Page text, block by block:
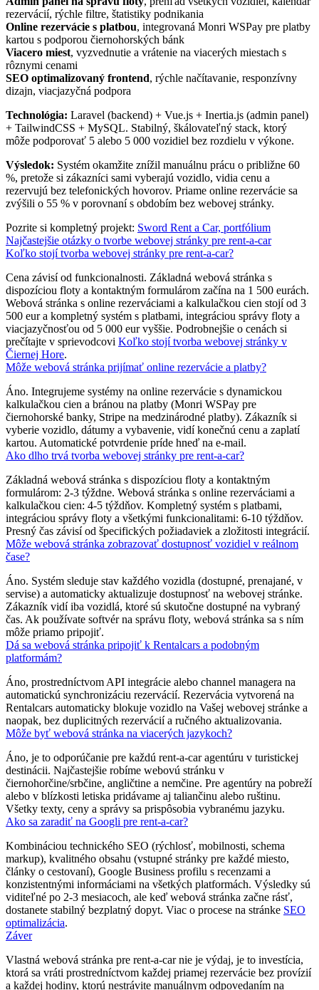
rezervácií, rýchle filtre, štatistiky podnikania
Online rezervácie s platbou, integrovaná Monri WSPay pre platby
kartou s podporou čiernohorských bánk
Viacero miest, vyzvednutie a vrátenie na viacerých miestach s
rôznymi cenami
SEO optimalizovaný frontend, rýchle načítavanie, responzívny
dizajn, viacjazyčná podpora
Technológia: Laravel (backend) + Vue.js + Inertia.js (admin panel)
+ TailwindCSS + MySQL. Stabilný, škálovateľný stack, ktorý
môže podporovať 5 alebo 5 000 vozidiel bez rozdielu v výkone.
Výsledok: Systém okamžite znížil manuálnu prácu o približne 60
%, pretože si zákazníci sami vyberajú vozidlo, vidia cenu a
rezervujú bez telefonických hovorov. Priame online rezervácie sa
zvýšili o 55 % v porovnaní s obdobím bez webovej stránky.
Pozrite si kompletný projekt: Sword Rent a Car, portfólium
Najčastejšie otázky o tvorbe webovej stránky pre rent-a-car
Koľko stojí tvorba webovej stránky pre rent-a-car?
Cena závisí od funkcionalnosti. Základná webová stránka s
dispozíciou floty a kontaktným formulárom začína na 1 500 eurách.
Webová stránka s online rezerváciami a kalkulačkou cien stojí od 3
500 eur a kompletný systém s platbami, integráciou správy floty a
viacjazyčnosťou od 5 000 eur vyššie. Podrobnejšie o cenách si
prečítajte v sprievodcovi Koľko stojí tvorba webovej stránky v
Čiernej Hore.
Môže webová stránka prijímať online rezervácie a platby?
Áno. Integrujeme systémy na online rezervácie s dynamickou
kalkulačkou cien a bránou na platby (Monri WSPay pre
čiernohorské banky, Stripe na medzinárodné platby). Zákazník si
vyberie vozidlo, dátumy a vybavenie, vidí konečnú cenu a zaplatí
kartou. Automatické potvrdenie príde hneď na e-mail.
Ako dlho trvá tvorba webovej stránky pre rent-a-car?
Základná webová stránka s dispozíciou floty a kontaktným
formulárom: 2-3 týždne. Webová stránka s online rezerváciami a
kalkulačkou cien: 4-5 týždňov. Kompletný systém s platbami,
integráciou správy floty a všetkými funkcionalitami: 6-10 týždňov.
Presný čas závisí od špecifických požiadaviek a zložitosti integrácií.
Môže webová stránka zobrazovať dostupnosť vozidiel v reálnom
čase?
Áno. Systém sleduje stav každého vozidla (dostupné, prenajané, v
servise) a automaticky aktualizuje dostupnosť na webovej stránke.
Zákazník vidí iba vozidlá, ktoré sú skutočne dostupné na vybraný
čas. Ak používate softvér na správu floty, webová stránka sa s ním
môže priamo pripojiť.
Dá sa webová stránka pripojiť k Rentalcars a podobným
platformám?
Áno, prostredníctvom API integrácie alebo channel managera na
automatickú synchronizáciu rezervácií. Rezervácia vytvorená na
Rentalcars automaticky blokuje vozidlo na Vašej webovej stránke a
naopak, bez duplicitných rezervácií a ručného aktualizovania.
Môže byť webová stránka na viacerých jazykoch?
Áno, je to odporúčanie pre každú rent-a-car agentúru v turistickej
destinácii. Najčastejšie robíme webovú stránku v
čiernohorčine/srbčine, angličtine a nemčine. Pre agentúry na pobreží
alebo v blízkosti letiska pridávame aj taliančinu alebo ruštinu.
Všetky texty, ceny a správy sa prispôsobia vybranému jazyku.
Ako sa zaradiť na Googli pre rent-a-car?
Kombináciou technického SEO (rýchlosť, mobilnosti, schema
markup), kvalitného obsahu (vstupné stránky pre každé miesto,
články o cestovaní), Google Business profilu s recenzami a
konzistentnými informáciami na všetkých platformách. Výsledky sú
viditeľné po 2-3 mesiacoch, ale keď webová stránka začne rásť,
dostanete stabilný bezplatný dopyt. Viac o procese na stránke SEO
optimalizácia.
Záver
Vlastná webová stránka pre rent-a-car nie je výdaj, je to investícia,
ktorá sa vráti prostredníctvom každej priamej rezervácie bez provízií
a každej hodiny, ktorú nestrávite manuálnym odpovedaním na